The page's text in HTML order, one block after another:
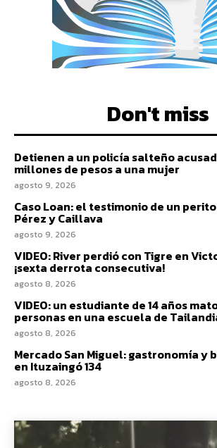
Don't miss
Detienen a un policía salteño
millones de pesos a una mujer
agosto 9, 2026
Caso Loan: el testimonio de un
Pérez y Caillava
agosto 9, 2026
VIDEO: River perdió con Tigre en
¡sexta derrota consecutiva!
agosto 8, 2026
VIDEO: un estudiante de 14 años
personas en una escuela de
agosto 8, 2026
Mercado San Miguel: gastronomía y
en Ituzaingó 134
agosto 8, 2026